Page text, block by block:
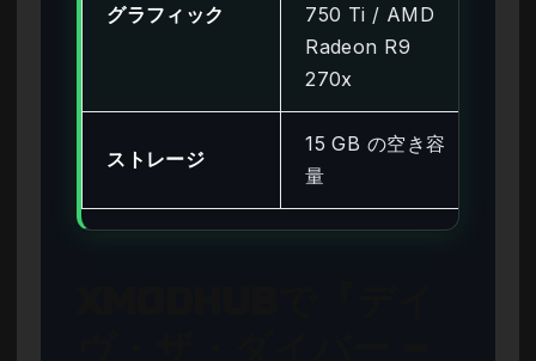
グラフィック
750 Ti / AMD
Radeon R9
270x
ストレージ
15 GB の空き容
量